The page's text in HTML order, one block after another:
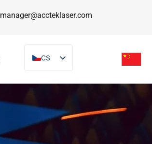
manager@accteklaser.com
CS
EN
FR
IT